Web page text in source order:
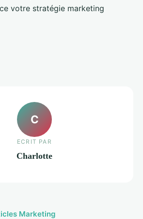
votre stratégie marketing
C
ECRIT PAR
Charlotte
Marketing